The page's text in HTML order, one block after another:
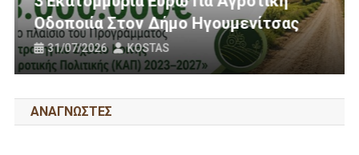
Οδοποιία Στον Δήμο Ηγουμενίτσας
31/07/2026 KOSTAS
ΑΝΑΓΝΩΣΤΕΣ